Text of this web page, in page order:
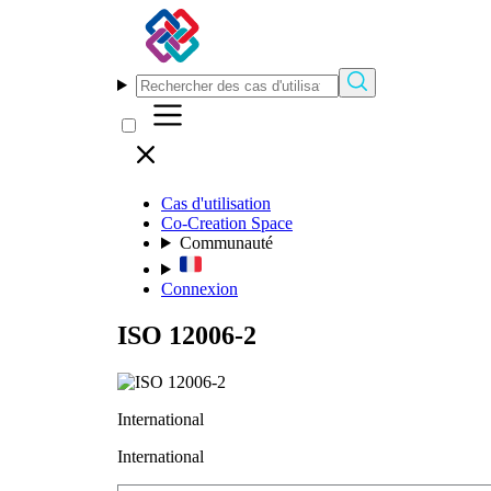
Cas d'utilisation
Co-Creation Space
Communauté
Connexion
ISO 12006-2
International
International